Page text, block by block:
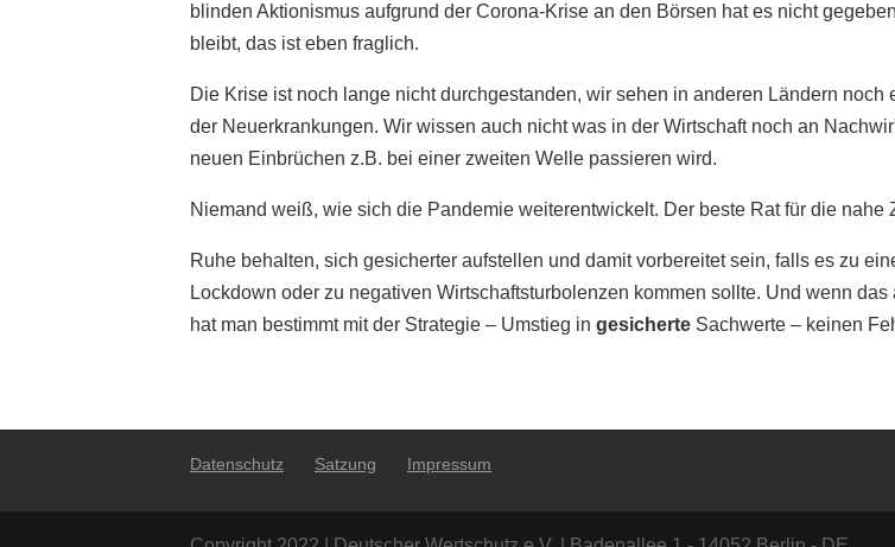
blinden Aktionismus aufgrund der Corona-Krise an den Börsen hat es nicht
bleibt, das ist eben fraglich.
Die Krise ist noch lange nicht durchgestanden, wir sehen in anderen Ländern noch
der Neuerkrankungen. Wir wissen auch nicht was in der Wirtschaft noch an
neuen Einbrüchen z.B. bei einer zweiten Welle passieren wird.
Niemand weiß, wie sich die Pandemie weiterentwickelt. Der beste Rat für die nahe
Ruhe behalten, sich gesicherter aufstellen und damit vorbereitet sein, falls es zu
Lockdown oder zu negativen Wirtschaftsturbolenzen kommen sollte. Und wenn das
hat man bestimmt mit der Strategie – Umstieg in gesicherte Sachwerte – keinen
Datenschutz Satzung Impressum